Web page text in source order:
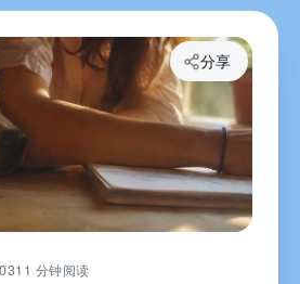
11 分钟阅读
分享